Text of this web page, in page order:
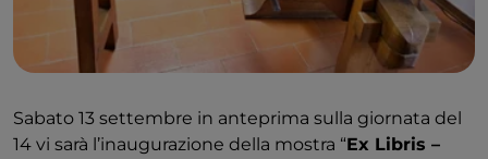
Sabato 13 settembre in anteprima sulla giornata del
14 vi sarà l’inaugurazione della mostra “Ex Libris –